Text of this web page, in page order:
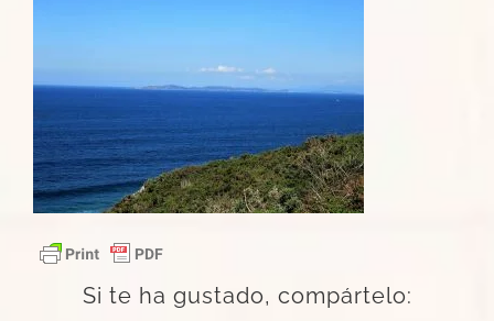
Si te ha gustado, compártelo: